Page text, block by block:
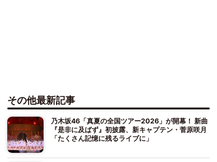
その他最新記事
乃木坂46「真夏の全国ツアー2026」が開幕！ 新曲
『是非に及ばず』初披露、新キャプテン・菅原咲月
「たくさん記憶に残るライブに」